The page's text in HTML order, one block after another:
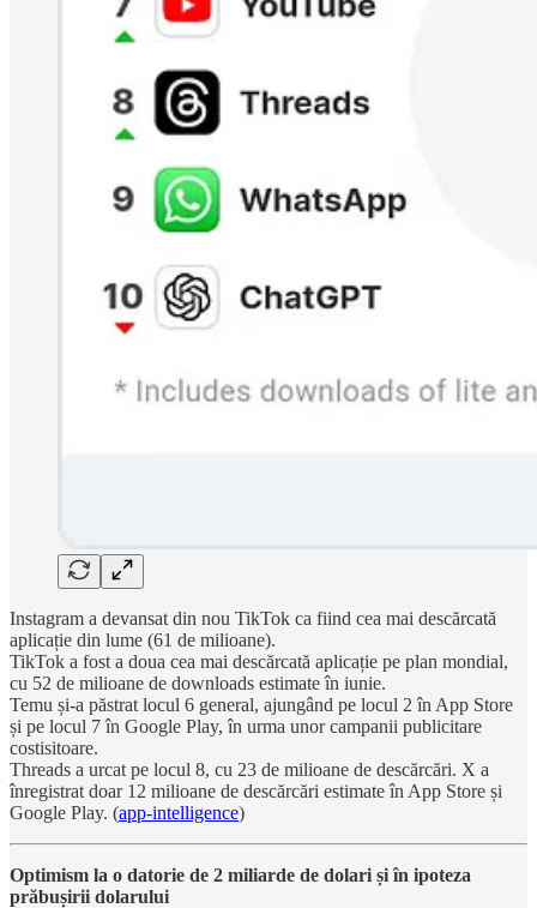
Instagram a devansat din nou TikTok ca fiind cea mai descărcată
aplicație din lume (61 de milioane).
TikTok a fost a doua cea mai descărcată aplicație pe plan mondial,
cu 52 de milioane de downloads estimate în iunie.
Temu și-a păstrat locul 6 general, ajungând pe locul 2 în App Store
și pe locul 7 în Google Play, în urma unor campanii publicitare
costisitoare.
Threads a urcat pe locul 8, cu 23 de milioane de descărcări. X a
înregistrat doar 12 milioane de descărcări estimate în App Store și
Google Play. (app-intelligence)
Optimism la o datorie de 2 miliarde de dolari și în ipoteza
prăbușirii dolarului